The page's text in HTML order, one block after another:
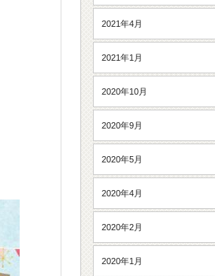
2021年4月
2021年1月
2020年10月
2020年9月
2020年5月
2020年4月
2020年2月
2020年1月